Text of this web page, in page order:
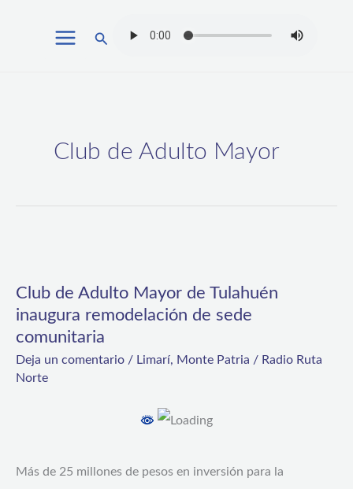
Buscar
Club de Adulto Mayor
Club de Adulto Mayor de Tulahuén
inaugura remodelación de sede
comunitaria
Deja un comentario / Limarí, Monte Patria / Radio Ruta
Norte
Más de 25 millones de pesos en inversión para la
Adulto
Mayor
Tulahuén
sede